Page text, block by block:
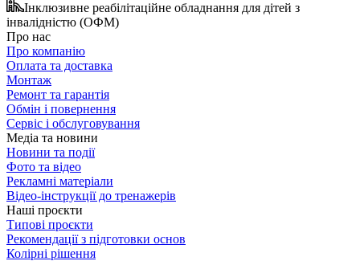
Інклюзивне реабілітаційне обладнання для дітей з
інвалідністю (ОФМ)
Про нас
Про компанію
Оплата та доставка
Монтаж
Ремонт та гарантія
Обмін і повернення
Сервіс і обслуговування
Медіа та новини
Новини та події
Фото та відео
Рекламні матеріали
Відео-інструкції до тренажерів
Наші проєкти
Типові проєкти
Рекомендації з підготовки основ
Колірні рішення